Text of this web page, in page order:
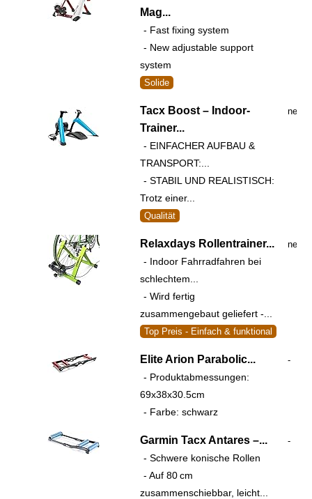
Mag...
- Fast fixing system
- New adjustable support
system
Solide
Tacx Boost – Indoor-
Trainer...
- EINFACHER AUFBAU &
TRANSPORT:...
- STABIL UND REALISTISCH:
Trotz einer...
Qualität
nein
Relaxdays Rollentrainer...
- Indoor Fahrradfahren bei
schlechtem...
- Wird fertig
zusammengebaut geliefert -...
Top Preis - Einfach & funktional
nein
Elite Arion Parabolic...
- Produktabmessungen:
69x38x30.5cm
- Farbe: schwarz
-
Garmin Tacx Antares –...
- Schwere konische Rollen
- Auf 80 cm
zusammenschiebbar, leicht...
-